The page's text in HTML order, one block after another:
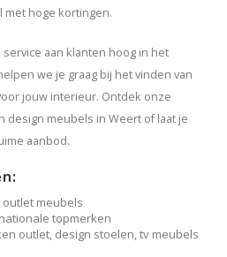
met hoge kortingen.
aan klanten hoog in het
we je graag bij het vinden van
jouw interieur. Ontdek onze
design meubels in Weert of laat je
aanbod.
meubels
topmerken
outlet, design stoelen, tv meubels